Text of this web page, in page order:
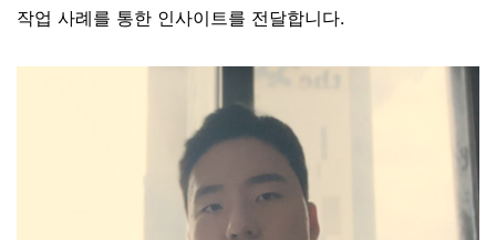
작업 사례를 통한 인사이트를 전달합니다.